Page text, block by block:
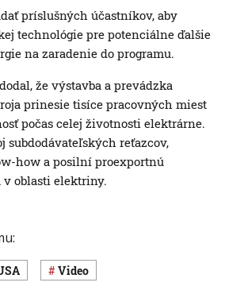
príslušných účastníkov, aby
technológie pre potenciálne ďalšie
na zaradenie do programu.
že výstavba a prevádzka
prinesie tisíce pracovných miest
počas celej životnosti elektrárne.
subdodávateľských reťazcov,
how a posilní proexportnú
v oblasti elektriny.
USA Video